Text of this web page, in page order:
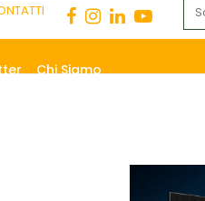
Chi Siamo